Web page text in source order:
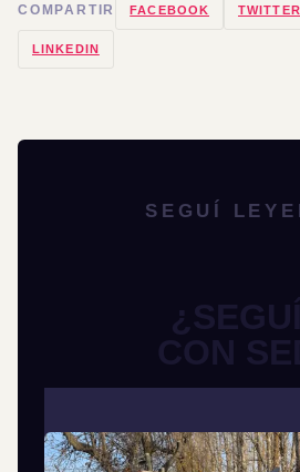
COMPARTIR FACEBOOK TWITTER
LINKEDIN
SEGUÍ
CON